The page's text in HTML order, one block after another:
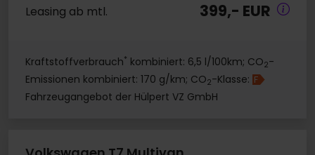
Leasing ab mtl. 399,- EUR
Kraftstoffverbrauch* kombiniert: 6,5 l/100km; CO2-
Emissionen kombiniert: 170 g/km; CO2-Klasse: F
Fahrzeugangebot der Hülpert VZ GmbH